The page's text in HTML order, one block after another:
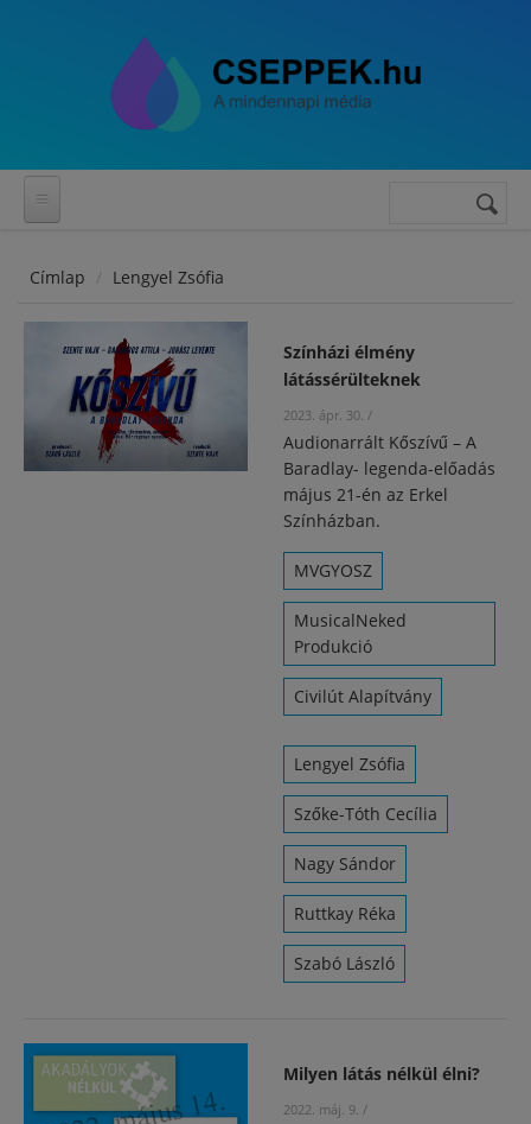
Keresés
Címlap Lengyel Zsófia
Színházi élmény
látássérülteknek
2023. ápr. 30. /
Audionarrált Kőszívű – A
Baradlay- legenda-előadás
május 21-én az Erkel
Színházban.
MVGYOSZ
MusicalNeked
Produkció
Civilút Alapítvány
Lengyel Zsófia
Szőke-Tóth Cecília
Nagy Sándor
Ruttkay Réka
Szabó László
Milyen látás nélkül élni?
2022. máj. 9. /